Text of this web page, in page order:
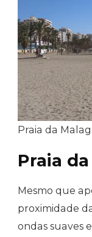
Praia da
Praia
Mesmo que
proximidade
ondas suaves